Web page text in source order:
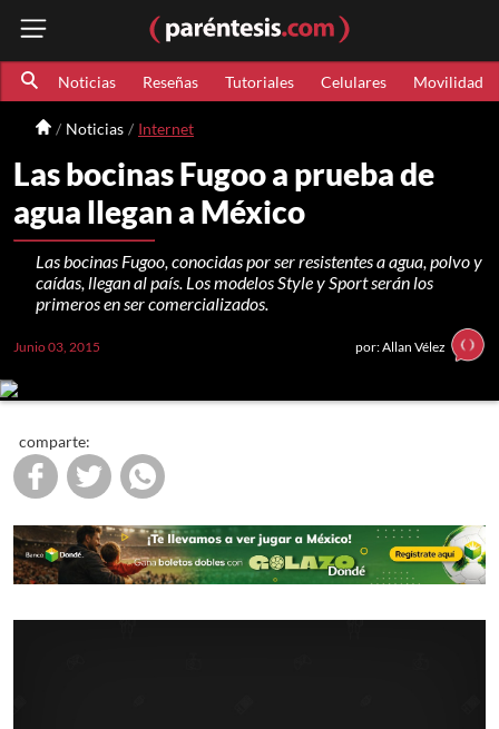
Noticias Reseñas Tutoriales Celulares Movilidad
Noticias Internet
Las bocinas Fugoo a prueba de
agua llegan a México
Las bocinas Fugoo, conocidas por ser resistentes a agua, polvo y
caídas, llegan al país. Los modelos Style y Sport serán los
primeros en ser comercializados.
Junio 03, 2015 por: Allan Vélez
comparte: